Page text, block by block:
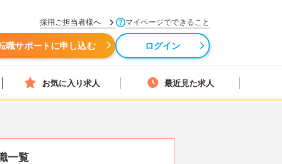
採用ご担当者様へ マイページでできること
職サポートに申し込む ログイン
お気に入り求人 最近見た求人
一覧